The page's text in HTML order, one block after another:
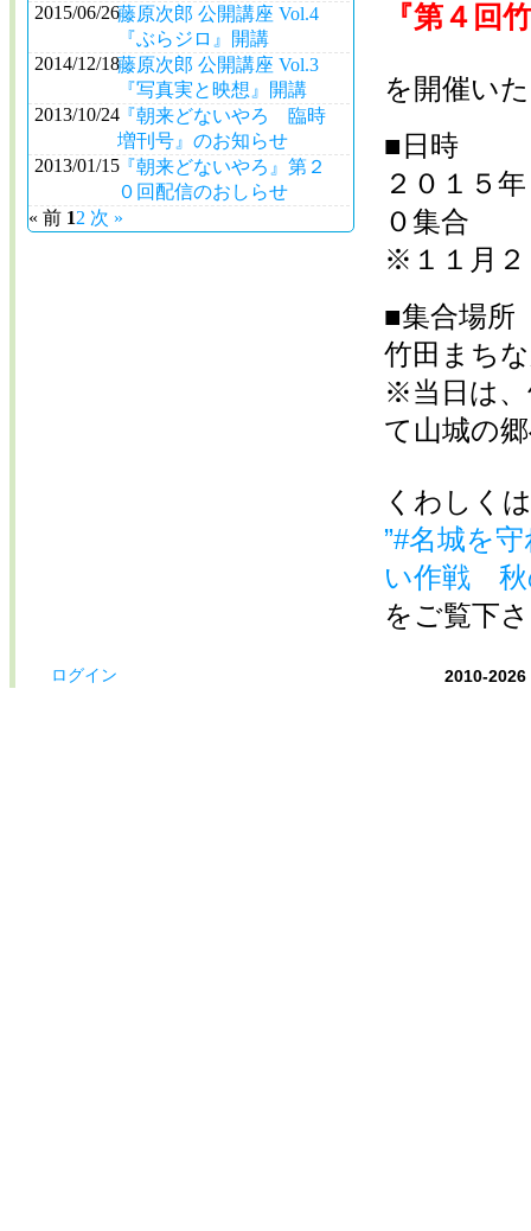
2015/06/26藤原次郎 公開講座 Vol.4
『ぶらジロ』開講
2014/12/18藤原次郎 公開講座 Vol.3
『写真実と映想』開講
2013/10/24『朝来どないやろ 臨時
増刊号』のお知らせ
2013/01/15『朝来どないやろ』第２
０回配信のおしらせ
« 前 12 次 »
『第４回
を開催い
■日時
２０１５
０集合
※１１月２
■集合場所
竹田まち
※当日は、
て山城の
くわしく
”#名城を
い作戦 秋
をご覧下
ログイン 2010-